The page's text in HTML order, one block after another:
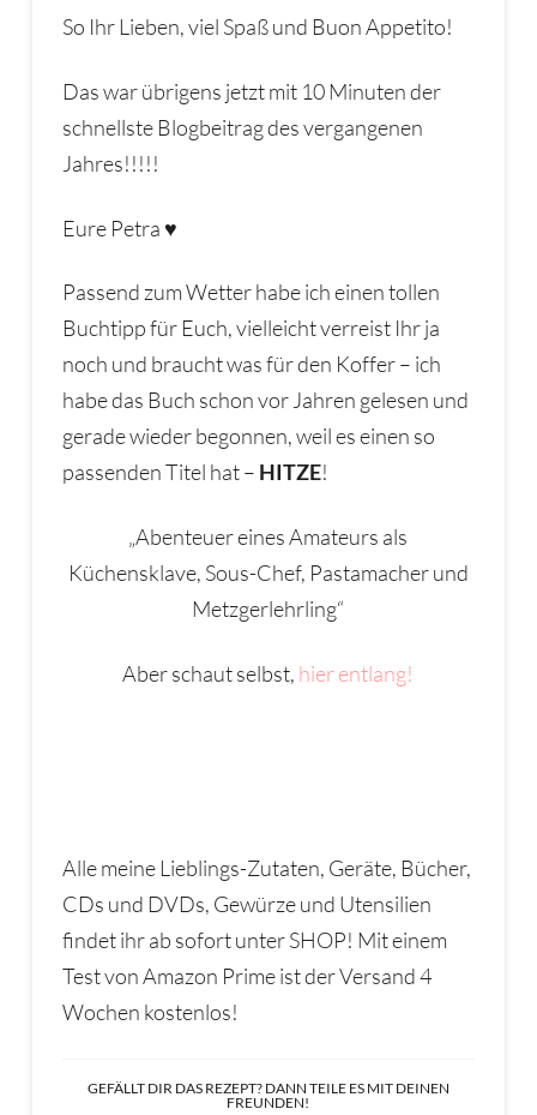
So Ihr Lieben, viel Spaß und Buon Appetito!
Das war übrigens jetzt mit 10 Minuten der
schnellste Blogbeitrag des vergangenen
Jahres!!!!!
Eure Petra ♥
Passend zum Wetter habe ich einen tollen
Buchtipp für Euch, vielleicht verreist Ihr ja
noch und braucht was für den Koffer – ich
habe das Buch schon vor Jahren gelesen und
gerade wieder begonnen, weil es einen so
passenden Titel hat – HITZE!
„Abenteuer eines Amateurs als
Küchensklave, Sous-Chef, Pastamacher und
Metzgerlehrling“
Aber schaut selbst, hier entlang!
Alle meine Lieblings-Zutaten, Geräte, Bücher,
CDs und DVDs, Gewürze und Utensilien
findet ihr ab sofort unter SHOP! Mit einem
Test von Amazon Prime ist der Versand 4
Wochen kostenlos!
GEFÄLLT DIR DAS REZEPT? DANN TEILE ES MIT DEINEN
FREUNDEN!